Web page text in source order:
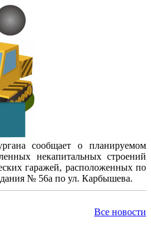
сообщает о планируемом
некапитальных строений
гаражей, расположенных по
№ 56а по ул. Карбышева.
Все новости